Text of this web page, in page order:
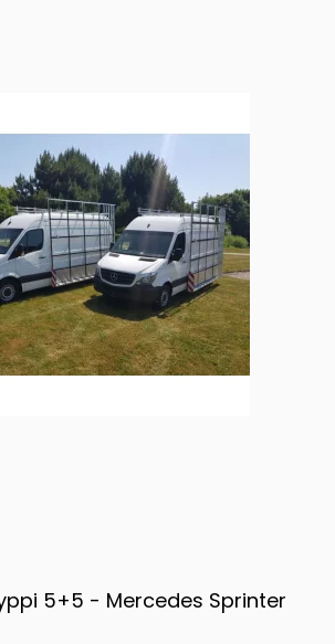
5+5 - Mercedes Sprinter